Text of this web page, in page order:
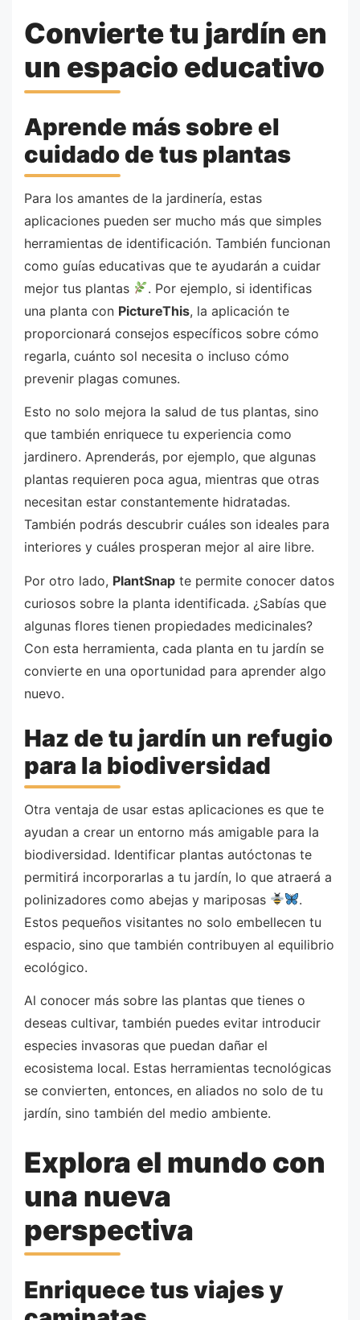
Convierte tu jardín en
un espacio educativo
Aprende más sobre el
cuidado de tus plantas
Para los amantes de la jardinería, estas
aplicaciones pueden ser mucho más que simples
herramientas de identificación. También funcionan
como guías educativas que te ayudarán a cuidar
mejor tus plantas
. Por ejemplo, si identificas
una planta con PictureThis, la aplicación te
proporcionará consejos específicos sobre cómo
regarla, cuánto sol necesita o incluso cómo
prevenir plagas comunes.
Esto no solo mejora la salud de tus plantas, sino
que también enriquece tu experiencia como
jardinero. Aprenderás, por ejemplo, que algunas
plantas requieren poca agua, mientras que otras
necesitan estar constantemente hidratadas.
También podrás descubrir cuáles son ideales para
interiores y cuáles prosperan mejor al aire libre.
Por otro lado, PlantSnap te permite conocer datos
curiosos sobre la planta identificada. ¿Sabías que
algunas flores tienen propiedades medicinales?
Con esta herramienta, cada planta en tu jardín se
convierte en una oportunidad para aprender algo
nuevo.
Haz de tu jardín un refugio
para la biodiversidad
Otra ventaja de usar estas aplicaciones es que te
ayudan a crear un entorno más amigable para la
biodiversidad. Identificar plantas autóctonas te
permitirá incorporarlas a tu jardín, lo que atraerá a
polinizadores como abejas y mariposas
.
Estos pequeños visitantes no solo embellecen tu
espacio, sino que también contribuyen al equilibrio
ecológico.
Al conocer más sobre las plantas que tienes o
deseas cultivar, también puedes evitar introducir
especies invasoras que puedan dañar el
ecosistema local. Estas herramientas tecnológicas
se convierten, entonces, en aliados no solo de tu
jardín, sino también del medio ambiente.
Explora el mundo con
una nueva
perspectiva
Enriquece tus viajes y